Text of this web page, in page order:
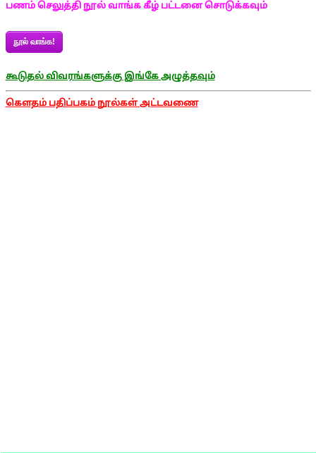
பணம் செலுத்தி நூல் வாங்க கீழ் பட்டனை சொடுக்கவும்
நூல் வாங்க!
கூடுதல் விவரங்களுக்கு இங்கே அழுத்தவும்
கௌதம் பதிப்பகம் நூல்கள் அட்டவணை